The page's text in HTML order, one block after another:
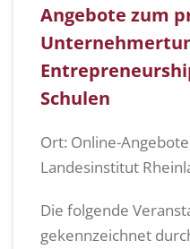
Angebote zum
Schulen
Ort: Online-
Landesinstitut
Die folgende
gekennzeichnet